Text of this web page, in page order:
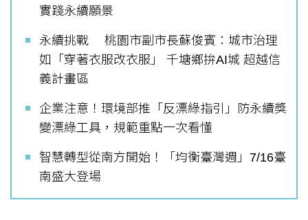
實踐永續願景
永續挑戰 桃園市副市長蘇俊賓：城市治理
如「穿著衣服改衣服」 千塘鄉拚AI城 超越信
義計畫區
企業注意！環境部推「反漂綠指引」防永續獎
變漂綠工具，規範重點一次看懂
智慧轉型從南方開始！「均衡臺灣週」7/16臺
南盛大登場